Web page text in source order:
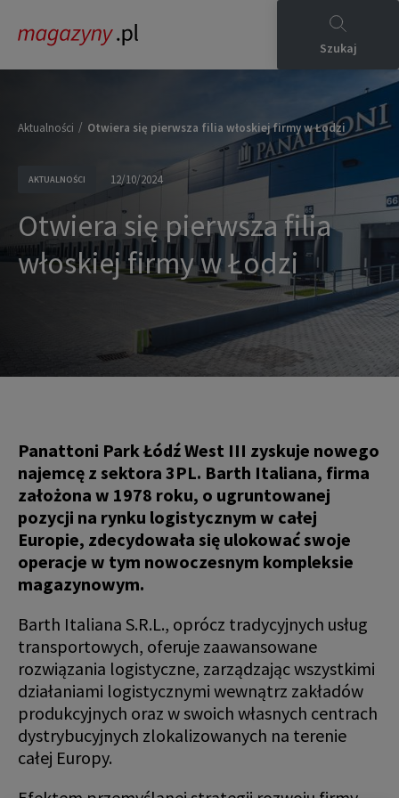
Szukaj
Aktualności / Otwiera się pierwsza filia włoskiej firmy w Łodzi
AKTUALNOŚCI 12/10/2024
Otwiera się pierwsza filia
włoskiej firmy w Łodzi
Panattoni Park Łódź West III zyskuje nowego
najemcę z sektora 3PL. Barth Italiana, firma
założona w 1978 roku, o ugruntowanej
pozycji na rynku logistycznym w całej
Europie, zdecydowała się ulokować swoje
operacje w tym nowoczesnym kompleksie
magazynowym.
Barth Italiana S.R.L., oprócz tradycyjnych usług
transportowych, oferuje zaawansowane
rozwiązania logistyczne, zarządzając wszystkimi
działaniami logistycznymi wewnątrz zakładów
produkcyjnych oraz w swoich własnych centrach
dystrybucyjnych zlokalizowanych na terenie
całej Europy.